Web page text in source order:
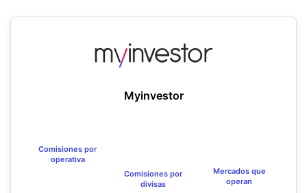
Myinvestor
Comisiones por
operativa
Comisiones por
divisas
Mercados que
operan